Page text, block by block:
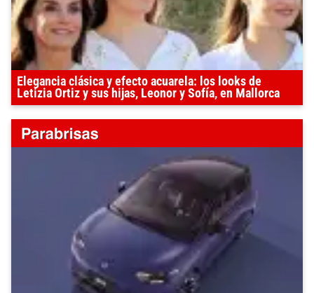
Elegancia clásica y efecto acuarela: los looks de
Letizia Ortiz y sus hijas, Leonor y Sofía, en Mallorca